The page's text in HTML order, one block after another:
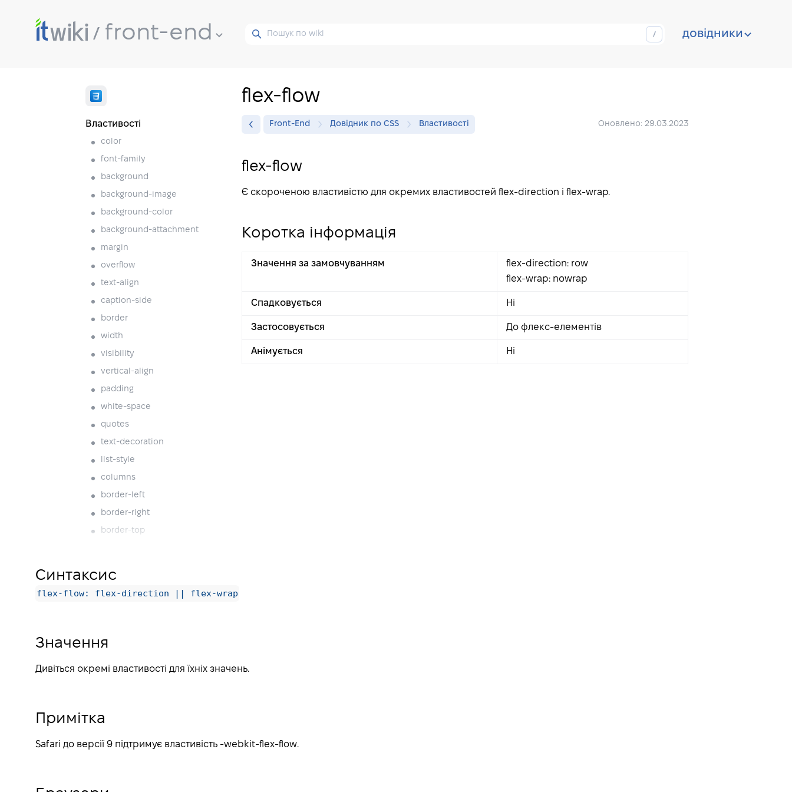
front-end довідники
Властивості
color
font-family
background
background-image
background-color
background-attachment
margin
overflow
text-align
caption-side
border
width
visibility
vertical-align
padding
white-space
quotes
text-decoration
list-style
columns
border-left
border-right
border-top
animation-iteration-count
animation-play-state
animation-name
flex-flow
Front-End Довідник по CSS Властивості Оновлено: 29.03.2023
flex-flow
Є скороченою властивістю для окремих властивостей flex-direction і flex-wrap.
Коротка інформація
Значення за замовчуванням
flex-direction: row
flex-wrap: nowrap
Спадковується Ні
Застосовується До флекс-елементів
Анімується Ні
Синтаксис
flex-flow: flex-direction || flex-wrap
Значення
Дивіться окремі властивості для їхніх значень.
Примітка
Safari до версії 9 підтримує властивість -webkit-flex-flow.